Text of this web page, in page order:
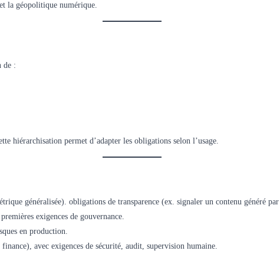
la géopolitique numérique.
de :
hiérarchisation permet d’adapter les obligations selon l’usage.
généralisée). obligations de transparence (ex. signaler un contenu généré
exigences de gouvernance.
en production.
avec exigences de sécurité, audit, supervision humaine.